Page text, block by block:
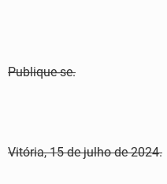
Publique-se.
Vitória, 15 de julho de 2024.